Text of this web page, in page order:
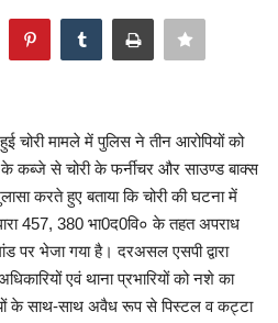
चोरी मामले में पुलिस ने तीन आरोपियों को
के कब्जे से चोरी के फर्नीचर और साउण्ड बाक्स
करते हुए बताया कि चोरी की घटना में
457, 380 भा0द0वि० के तहत अपराध
पर भेजा गया है। दरअसल एसपी द्वारा
एवं थाना प्रभारियों को नशे का
के साथ-साथ अवैध रूप से पिस्टल व कट्टा